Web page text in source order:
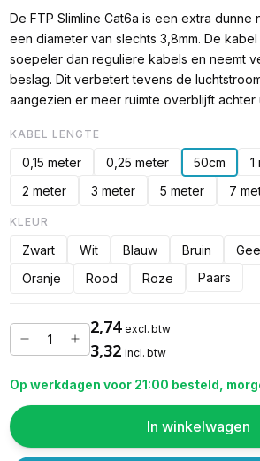
De FTP Slimline Cat6a is een extra dunne
een diameter van slechts 3,8mm. De
soepeler dan reguliere kabels en neemt
beslag. Dit verbetert tevens de
aangezien er meer ruimte overblijft achter
KABEL LENGTE
0,15 meter 0,25 meter 50cm 1
2 meter
3 meter 5 meter 7
KLEUR
Zwart Wit Blauw Bruin
Oranje
Rood Roze Paars
2,74 excl. btw
3,32 incl. btw
Op werkdagen voor 21:00 besteld,
In winkelwagen